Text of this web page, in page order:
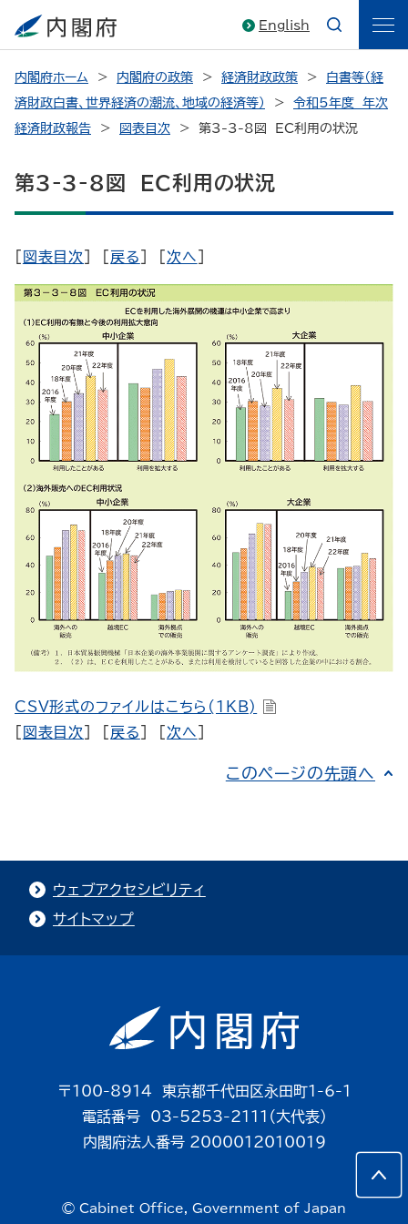
English
内閣府ホーム 内閣府の政策 経済財政政策
白書等（経
済財政白書、世界経済の潮流、地域の経済等）
令和5年度 年次
経済財政報告
図表目次 第3-3-8図 EC利用の状況
第3-3-8図 EC利用の状況
図表目次 戻る ] [次へ
CSV形式のファイルはこちら(1KB)
図表目次 戻る ] [次へ
このページの先頭へ
ウェブアクセシビリティ
サイトマップ
〒100-8914 東京都千代田区永田町1-6-1
電話番号 03-5253-2111（大代表）
内閣府法人番号 2000012010019
© Cabinet Office, Government of Japan